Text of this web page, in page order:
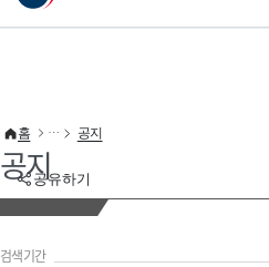
이 누리집은 대한민국 공식 전자정부 누리집입니다.
공유하기
홈 공지
공지
검색기간